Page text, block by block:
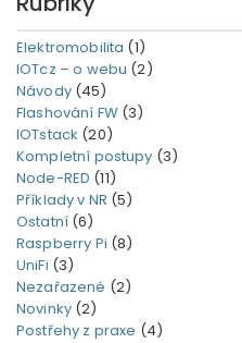
Elektromobilita (1)
IOTcz – o webu (2)
Návody(45)
Flashování FW(3)
IOTstack (20)
Kompletní postupy (3)
Node-RED (11)
Příklady v NR (5)
Ostatní (6)
Raspberry Pi (8)
UniFi (3)
Nezařazené (2)
Novinky (2)
Postřehy z praxe (4)